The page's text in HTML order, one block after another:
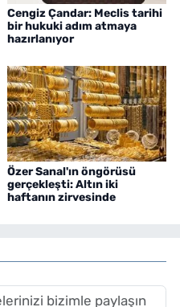
Cengiz Çandar: Meclis tarihi
bir hukuki adım atmaya
hazırlanıyor
Özer Sanal'ın öngörüsü
gerçekleşti: Altın iki
haftanın zirvesinde